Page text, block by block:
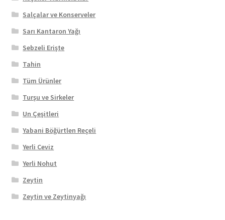
Salçalar ve Konserveler
Sarı Kantaron Yağı
Sebzeli Erişte
Tahin
Tüm Ürünler
Turşu ve Sirkeler
Un Çeşitleri
Yabani Böğürtlen Reçeli
Yerli Ceviz
Yerli Nohut
Zeytin
Zeytin ve Zeytinyağı